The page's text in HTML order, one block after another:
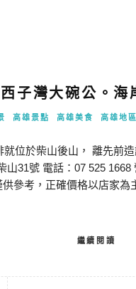
子灣大碗公。
高雄景點 高雄美食 高雄地區
位於柴山後山， 離先前
31號 電話：07 525
參考，正確價格以店家為
繼續閱讀